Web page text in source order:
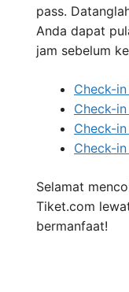
pass.
Anda dapat
jam sebelum
Check-
Check-
Check-
Check-
Selamat
Tiket.com
bermanfaat!